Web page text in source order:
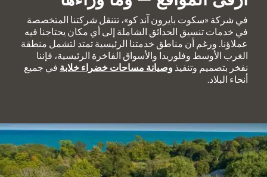
في شركة «سكوت بايرون آند كو»، تتنقل شركتنا المتخصصة
في خدمات تنسيق الحدائق الشاملة إلى أي مكان يحتاجنا فيه
عملاؤنا. ورغم أن مناطق خدمتنا الرئيسية تمتد لتشمل منطقة
الغرب الأوسط وفلوريدا والأسواق الفاخرة الرئيسية، فإننا
نفخر بتصميم وتنفيذ وصيانة مساحات خضراء خلابة في جميع
أنحاء البلاد.